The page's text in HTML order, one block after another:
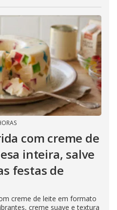
com creme de
inteira, salve
festas de
creme de leite em formato
creme suave e textura